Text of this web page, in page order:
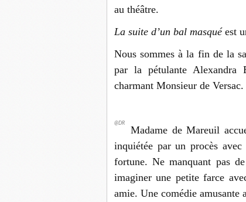
au théâtre.
La suite d’un bal masqué est
Nous sommes à la fin de la
par la pétulante Alexandra
charmant Monsieur de Versac.
@DR
Madame de Mareuil
inquiétée par un procès
fortune. Ne manquant pas
imaginer une petite farce
amie. Une comédie amusante